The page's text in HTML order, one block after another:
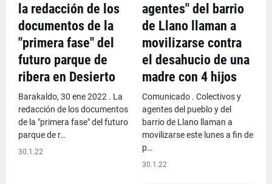
la redacción de los
documentos de la
"primera fase" del
futuro parque de
ribera en Desierto
Barakaldo, 30 ene 2022 . La
redacción de los documentos
de la "primera fase" del futuro
parque de r…
30.1.22
agentes" del barrio
de Llano llaman a
movilizarse contra
el desahucio de una
madre con 4 hijos
Comunicado . Colectivos y
agentes del pueblo y del
barrio de Llano llaman a
movilizarse este lunes a fin de
p…
30.1.22